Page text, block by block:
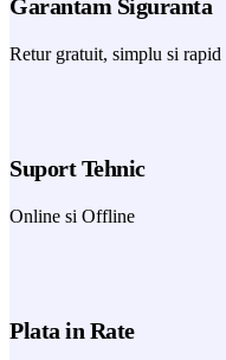
Garantam Siguranta
Retur gratuit, simplu si rapid
Suport Tehnic
Online si Offline
Plata in Rate